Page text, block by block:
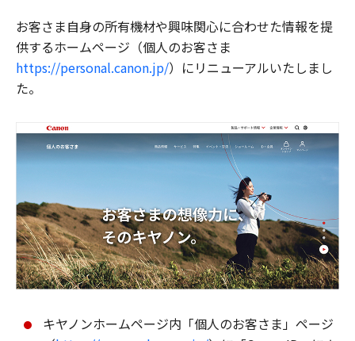
お客さま自身の所有機材や興味関心に合わせた情報を提
供するホームページ（個人のお客さま
https://personal.canon.jp/）にリニューアルいたしまし
た。
キヤノンホームページ内「個人のお客さま」ページ